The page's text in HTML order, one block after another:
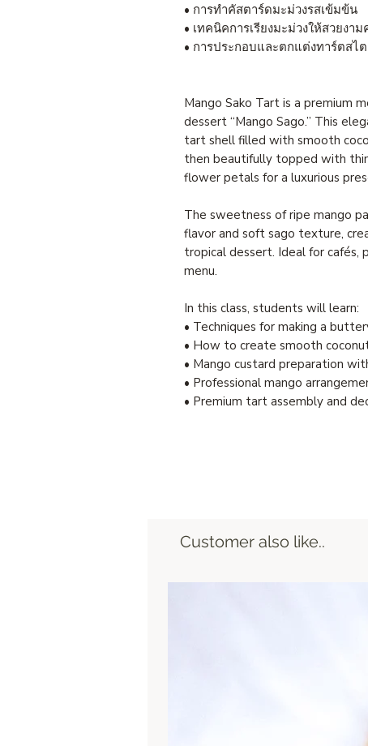
• การทำคัสตาร์ดมะม่วงรสเข้มข้น
• เทคนิคการเรียงมะม่วงให้สวยงา
• การประกอบและตกแต่งทาร์ตสไ
Mango Sako Tart is a premium
dessert “Mango Sago.” This
tart shell filled with smooth
then beautifully topped with
flower petals for a luxurious
The sweetness of ripe mango
flavor and soft sago texture,
tropical dessert. Ideal for cafés,
menu.
In this class, students will learn:
• Techniques for making a
• How to create smooth
• Mango custard preparation
• Professional mango
• Premium tart assembly and
Customer also like..